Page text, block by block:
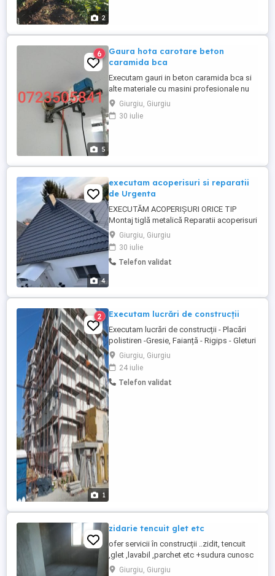
2
5
6
Gaura hota carotare beton
caramida bca
Executam gauri in beton caramida bca si
alte materiale cu masini profesionale nu
se face praf mizerie apa ...
Giurgiu, Giurgiu
30 iulie
4
executam acoperisuri si reparatii
de Urgenta
EXECUTĂM ACOPERIȘURI ORICE TIP
Montaj tiglă metalică Reparatii acoperisuri
Sisteme Pluviale Complete Dulgherie
Mansadari Parazăpezi Izolați vata
minerala Izolati carton bituminos
Executam orice tip de reparatie pentru
Giurgiu, Giurgiu
30 iulie
Telefon validat
1
2 Executam lucrări de construcții
Executam lucrări de construcții - Placări
polistiren -Gresie, Faianță - Rigips - Gleturi
- Zidarie, Tencuieli - etc. CASE LA ROȘU
SAU LA CHEIE
Giurgiu, Giurgiu
24 iulie
Telefon validat
zidarie tencuit glet etc
ofer servicii în construcții ..zidit, tencuit
,glet ,lavabil ,parchet etc +sudura cunosc
desen tehnic .balamale porți garduri
Giurgiu, Giurgiu